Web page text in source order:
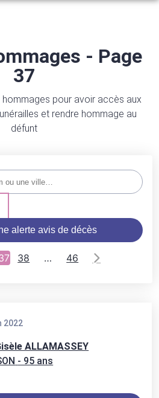
- Page
37
pour avoir accès aux
et rendre hommage au
défunt
alerte avis de décès
38 … 46
2022
ALLAMASSEY
- 95 ans